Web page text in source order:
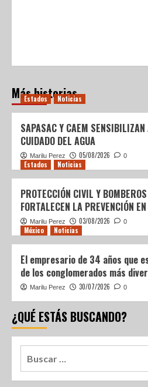
Más historias
Estados Noticias
SAPASAC Y CAEM
CUIDADO DEL AGUA
Marilu Perez 05/08/2026 0
Estados Noticias
PROTECCIÓN CIVIL Y
FORTALECEN LA PREVENCIÓN
Marilu Perez 03/08/2026 0
México Noticias
El empresario de 34 años que
de los conglomerados más
Marilu Perez 30/07/2026 0
¿QUÉ ESTÁS BUSCANDO?